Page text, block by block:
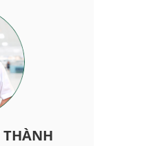
THÀNH